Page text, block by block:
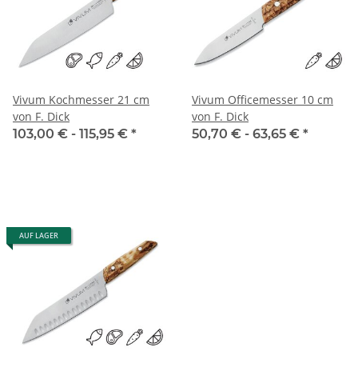
Vivum Kochmesser 21 cm
von F. Dick
103,00 € - 115,95 € *
Vivum Officemesser 10 cm
von F. Dick
50,70 € - 63,65 € *
AUF LAGER